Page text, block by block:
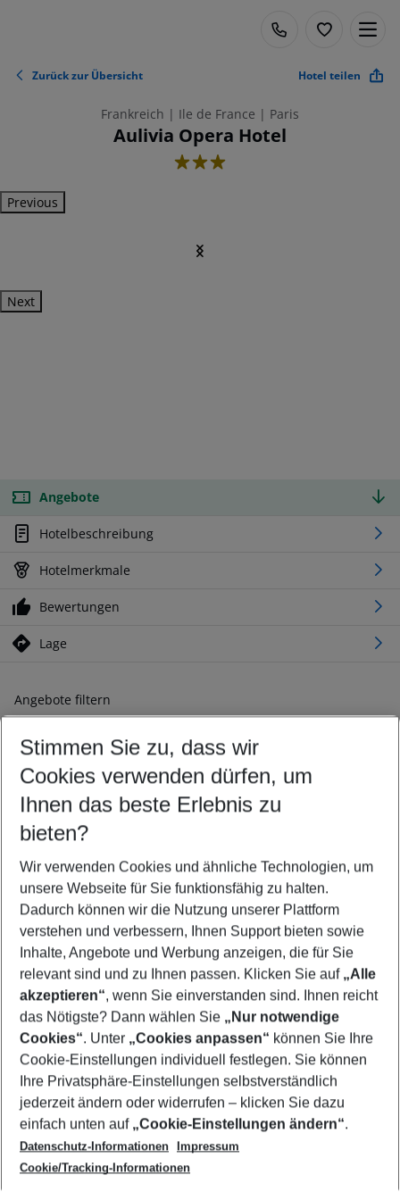
Zurück zur Übersicht Hotel teilen
Frankreich | Ile de France | Paris
Aulivia Opera Hotel
3
Previous
Next
Angebote
Hotelbeschreibung
Hotelmerkmale
Bewertungen
Lage
Angebote filtern
Ändern Sie Ihre Kriterien nach Ihren Wünschen
Abflughafen wählen
Beliebiger Abflughafen
Reisezeitraum wählen
08.08.26– 06.08.27 5-8 Nächte
2 Erwachsene Keine Kinder
Mehr Filter anzeigen
Footer
Footer navigation
Über uns
AGB
Cookie-Einstellungen ändern
Cookie-Richtlinie
Datenschutz
Service & Hilfe
Barrierefreies Reisen
Check-in
Folgen Sie uns
Stimmen Sie zu, dass wir
Cookies verwenden dürfen, um
Ihnen das beste Erlebnis zu
bieten?
Wir verwenden Cookies und ähnliche Technologien, um
unsere Webseite für Sie funktionsfähig zu halten.
Dadurch können wir die Nutzung unserer Plattform
verstehen und verbessern, Ihnen Support bieten sowie
Inhalte, Angebote und Werbung anzeigen, die für Sie
relevant sind und zu Ihnen passen. Klicken Sie auf „Alle
akzeptieren“, wenn Sie einverstanden sind. Ihnen reicht
das Nötigste? Dann wählen Sie „Nur notwendige
Cookies“. Unter „Cookies anpassen“ können Sie Ihre
Cookie-Einstellungen individuell festlegen. Sie können
Ihre Privatsphäre-Einstellungen selbstverständlich
jederzeit ändern oder widerrufen – klicken Sie dazu
einfach unten auf „Cookie-Einstellungen ändern“.
Datenschutz-Informationen
Impressum
Cookie/Tracking-Informationen